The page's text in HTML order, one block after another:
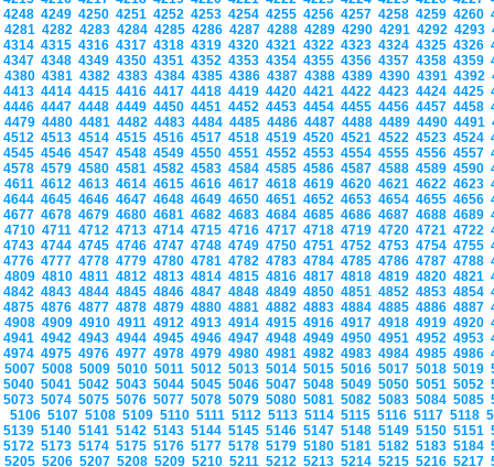
4248 4249 4250 4251 4252 4253 4254 4255 4256 4257 4258 4259 4260
4281 4282 4283 4284 4285 4286 4287 4288 4289 4290 4291 4292 4293
4314 4315 4316 4317 4318 4319 4320 4321 4322 4323 4324 4325 4326
4347 4348 4349 4350 4351 4352 4353 4354 4355 4356 4357 4358 4359
4380 4381 4382 4383 4384 4385 4386 4387 4388 4389 4390 4391 4392
4413 4414 4415 4416 4417 4418 4419 4420 4421 4422 4423 4424 4425
4446 4447 4448 4449 4450 4451 4452 4453 4454 4455 4456 4457 4458
4479 4480 4481 4482 4483 4484 4485 4486 4487 4488 4489 4490 4491
4512 4513 4514 4515 4516 4517 4518 4519 4520 4521 4522 4523 4524
4545 4546 4547 4548 4549 4550 4551 4552 4553 4554 4555 4556 4557
4578 4579 4580 4581 4582 4583 4584 4585 4586 4587 4588 4589 4590
4611 4612 4613 4614 4615 4616 4617 4618 4619 4620 4621 4622 4623
4644 4645 4646 4647 4648 4649 4650 4651 4652 4653 4654 4655 4656
4677 4678 4679 4680 4681 4682 4683 4684 4685 4686 4687 4688 4689
4710 4711 4712 4713 4714 4715 4716 4717 4718 4719 4720 4721 4722
4743 4744 4745 4746 4747 4748 4749 4750 4751 4752 4753 4754 4755
4776 4777 4778 4779 4780 4781 4782 4783 4784 4785 4786 4787 4788
4809 4810 4811 4812 4813 4814 4815 4816 4817 4818 4819 4820 4821
4842 4843 4844 4845 4846 4847 4848 4849 4850 4851 4852 4853 4854
4875 4876 4877 4878 4879 4880 4881 4882 4883 4884 4885 4886 4887
4908 4909 4910 4911 4912 4913 4914 4915 4916 4917 4918 4919 4920
4941 4942 4943 4944 4945 4946 4947 4948 4949 4950 4951 4952 4953
4974 4975 4976 4977 4978 4979 4980 4981 4982 4983 4984 4985 4986
5007 5008 5009 5010 5011 5012 5013 5014 5015 5016 5017 5018 5019
5040 5041 5042 5043 5044 5045 5046 5047 5048 5049 5050 5051 5052
5073 5074 5075 5076 5077 5078 5079 5080 5081 5082 5083 5084 5085
5106 5107 5108 5109 5110 5111 5112 5113 5114 5115 5116 5117 5118
5139 5140 5141 5142 5143 5144 5145 5146 5147 5148 5149 5150 5151
5172 5173 5174 5175 5176 5177 5178 5179 5180 5181 5182 5183 5184
5205 5206 5207 5208 5209 5210 5211 5212 5213 5214 5215 5216 5217